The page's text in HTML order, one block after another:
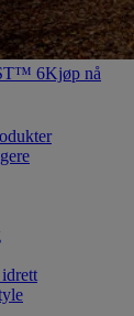
6Kjøp nå